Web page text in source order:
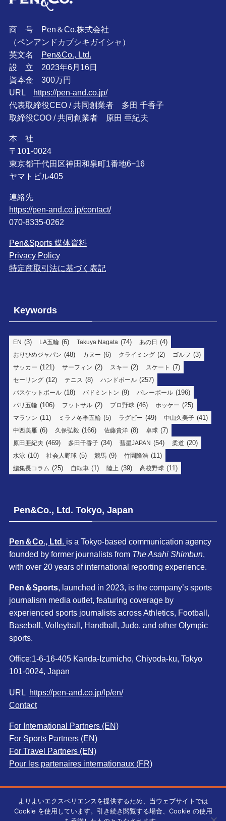
商 号 Pen＆Co.株式会社
（ペンアンドカブシキガイシャ）
英文名 Pen&Co., Ltd.
設 立 2023年6月16日
資本金 300万円
URL https://pen-and.co.jp/
代表取締役CEO / 共同創業者 多田 千香子
取締役COO / 共同創業者 原田 亜紀夫
本 社
〒101-0024
東京都千代田区神田和泉町1番地6−16
ヤマトビル405
連絡先
https://pen-and.co.jp/contact/
070-8335-0262
Pen&Sports 媒体資料
Privacy Policy
特定商取引法に基づく表記
Keywords
EN (3) LA五輪 (6) Takuya Nagata (74) あの日 (4)
おりひめジャパン (48) カヌー (6) クライミング (2) ゴルフ (3)
サッカー (121) サーフィン (2) スキー (2) スケート (7)
セーリング (12) テニス (8) ハンドボール (257)
バスケットボール (18) バドミントン (9) バレーボール (196)
パリ五輪 (106) フットサル (2) プロ野球 (46) ホッケー (25)
マラソン (11) ミラノ冬季五輪 (5) ラグビー (49) 中山久美子 (41)
中西美雁 (6) 久保弘毅 (166) 佐藤貴洋 (8) 卓球 (7)
原田亜紀夫 (469) 多田千香子 (34) 彗星JAPAN (54) 柔道 (20)
水泳 (10) 社会人野球 (5) 競馬 (9) 竹園隆浩 (11)
編集長コラム (25) 自転車 (1) 陸上 (39) 高校野球 (11)
Pen&Co., Ltd. Tokyo, Japan
Pen＆Co., Ltd. is a Tokyo-based communication agency
founded by former journalists from The Asahi Shimbun,
with over 20 years of international reporting experience.
Pen＆Sports, launched in 2023, is the company’s sports
journalism media outlet, featuring coverage by
experienced sports journalists across Athletics, Football,
Baseball, Volleyball, Handball, Judo, and other Olympic
sports.
Office:1-6-16-405 Kanda-Izumicho, Chiyoda-ku, Tokyo
101-0024, Japan
URL https://pen-and.co.jp/lp/en/
Contact
For International Partners (EN)
For Sports Partners (EN)
For Travel Partners (EN)
Pour les partenaires internationaux (FR)
© Pen＆Co., Ltd. All rights reserved.無断転載を禁じます。
よりよいエクスペリエンスを提供するため、当ウェブサイトでは
Cookie を使用しています。引き続き閲覧する場合、Cookie の使用